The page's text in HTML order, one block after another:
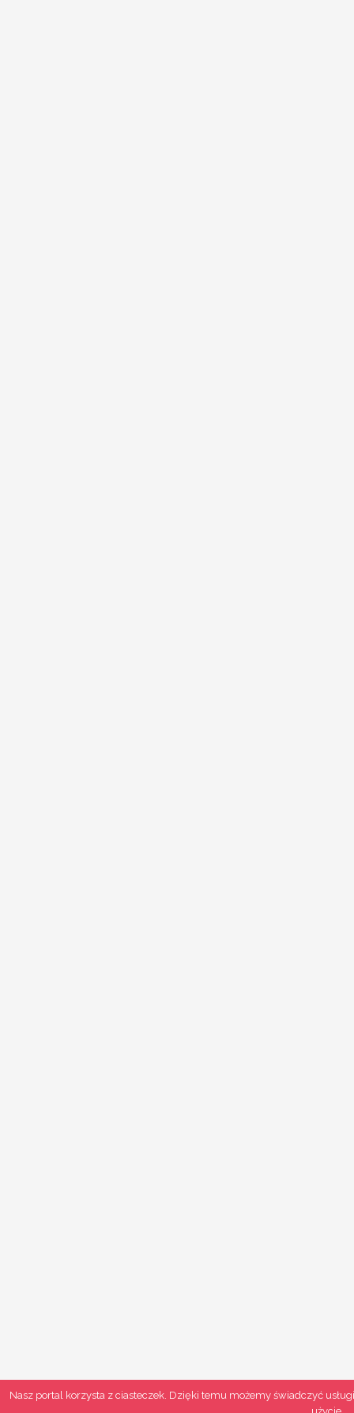
Nasz portal korzysta z ciasteczek. Dzięki temu możemy świadczyć